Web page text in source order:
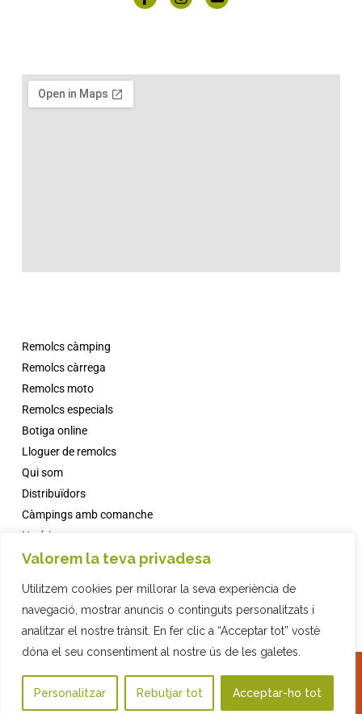
Valorem la teva privadesa
Utilitzem cookies per millorar la seva experiència de
navegació, mostrar anuncis o continguts personalitzats i
analitzar el nostre trànsit. En fer clic a “Acceptar tot” vostè
dóna el seu consentiment al nostre ús de les galetes.
Personalitzar Rebutjar tot Acceptar-ho tot
Qui som
Distribuïdors
Càmpings amb comanche
Notícies
Faqs
Remolcs càmping
Remolcs càrrega
Remolcs moto
Remolcs especials
Botiga online
Lloguer de remolcs
Avís Legal·Política de cookies·Disseny web
amb ♥️ per Artic Agency · Fiona
Brand
WhatsApp
Botiga Online